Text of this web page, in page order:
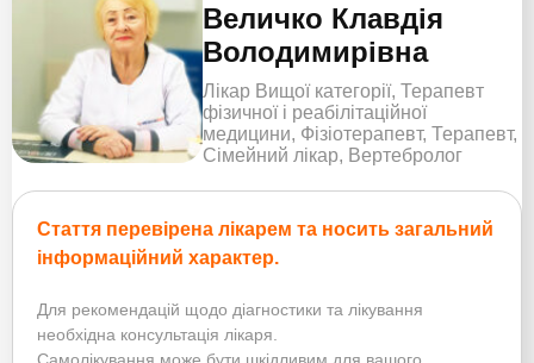
Величко Клавдія
Володимирівна
Лікар Вищої категорії, Терапевт
фізичної і реабілітаційної
медицини, Фізіотерапевт, Терапевт,
Сімейний лікар, Вертебролог
Стаття перевірена лікарем та носить загальний
інформаційний характер.
Для рекомендацій щодо діагностики та лікування
необхідна консультація лікаря.
Самолікування може бути шкідливим для вашого